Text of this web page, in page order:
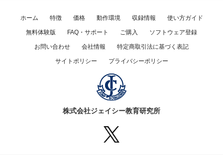
ホーム 特徴 価格 動作環境 収録情報 使い方ガイド
無料体験版 FAQ・サポート ご購入 ソフトウェア登録
お問い合わせ 会社情報 特定商取引法に基づく表記
サイトポリシー プライバシーポリシー
株式会社ジェイシー教育研究所